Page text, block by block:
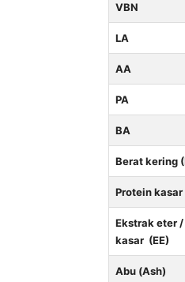
VBN
LA
AA
PA
BA
Berat kering
Protein kasar
Ekstrak eter
kasar (EE)
Abu (Ash)